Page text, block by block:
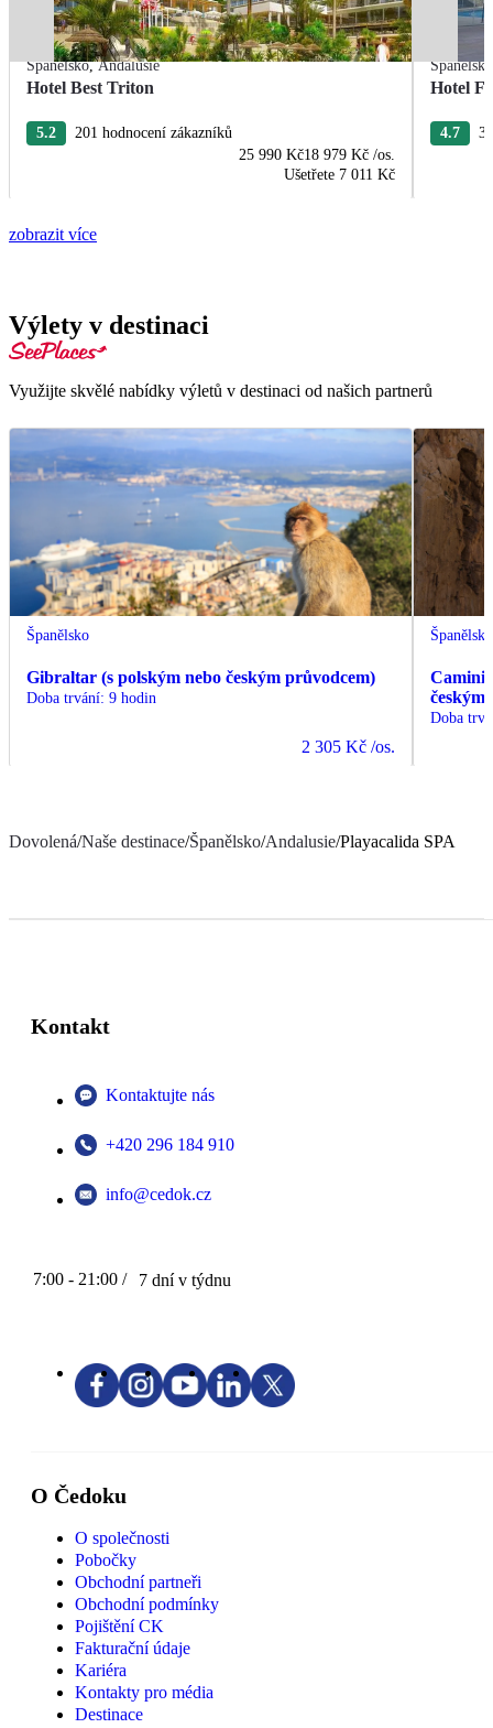
Španělsko,Andalusie
Hotel Best Triton
5.2
201 hodnocení zákazníků
25 990 Kč18 979 Kč /os.
Ušetřete 7 011 Kč
Španělsko
Hotel
4.7
zobrazit více
Výlety v destinaci
Využijte skvělé nabídky výletů v destinaci od našich partnerů
Španělsko
Gibraltar (s polským nebo českým průvodcem)
Doba trvání: 9 hodin
2 305 Kč /os.
Španělsko
českým
Doba
Dovolená/Naše destinace/Španělsko/Andalusie/Playacalida SPA
Kontakt
Kontaktujte nás
+420 296 184 910
info@cedok.cz
7:00 - 21:00 / 7 dní v týdnu
O Čedoku
O společnosti
Pobočky
Obchodní partneři
Obchodní podmínky
Pojištění CK
Fakturační údaje
Kariéra
Kontakty pro média
Destinace